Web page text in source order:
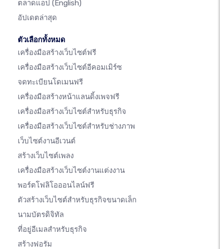
ตลาดแอป (English)
อัปเดตล่าสุด
ตัวเลือกทั้งหมด
เครื่องมือสร้างเว็บไซต์ฟรี
เครื่องมือสร้างเว็บไซต์อีคอมเมิร์ซ
จดทะเบียนโดเมนฟรี
เครื่องมือสร้างหน้าแลนดิ้งเพจฟรี
เครื่องมือสร้างเว็บไซต์สำหรับธุรกิจ
เครื่องมือสร้างเว็บไซต์สำหรับช่างภาพ
เว็บไซต์งานอีเวนต์
สร้างเว็บไซต์เพลง
เครื่องมือสร้างเว็บไซต์งานแต่งงาน
พอร์ตโฟลิโอออนไลน์ฟรี
ตัวสร้างเว็บไซต์สำหรับธุรกิจขนาดเล็ก
นามบัตรดิจิทัล
ที่อยู่อีเมลสำหรับธุรกิจ
สร้างฟอรัม